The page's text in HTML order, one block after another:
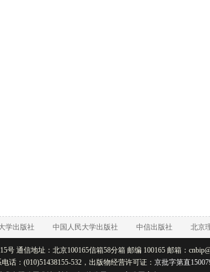
学出版社 中国人民大学出版社 中信出版社 北京
号 通信地址：北京100165信箱58分箱 邮编 100165 邮箱：
话：(010)51438155-532，出版物经营许可证： 京批字第直